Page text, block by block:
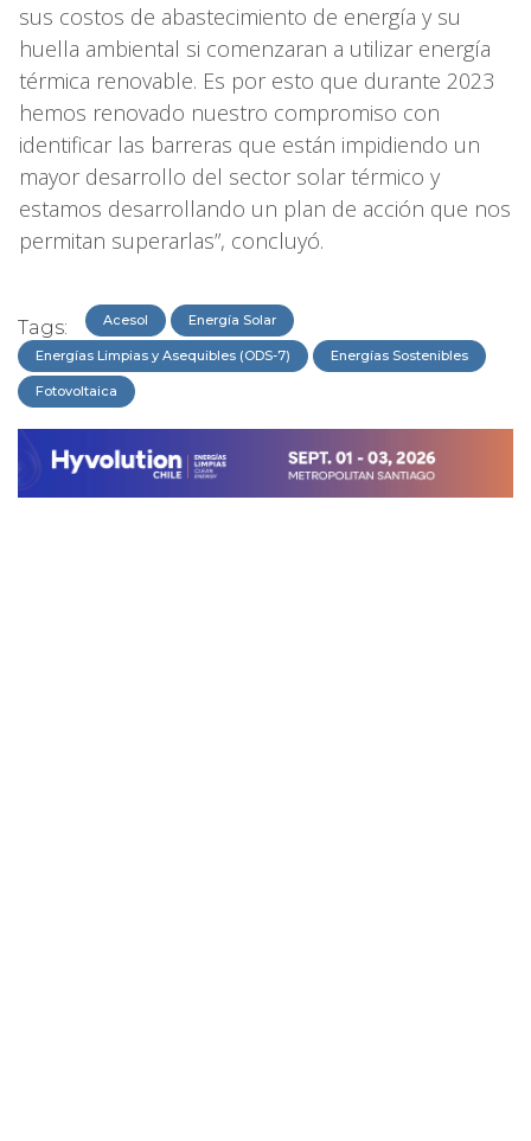
sus costos de abastecimiento de energía y su
huella ambiental si comenzaran a utilizar energía
térmica renovable. Es por esto que durante 2023
hemos renovado nuestro compromiso con
identificar las barreras que están impidiendo un
mayor desarrollo del sector solar térmico y
estamos desarrollando un plan de acción que nos
permitan superarlas”, concluyó.
Tags: Acesol Energía Solar
Energías Limpias y Asequibles (ODS-7) Energías Sostenibles
Fotovoltaica